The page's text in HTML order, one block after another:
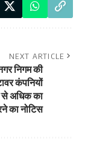
NEXT ARTICLE
निगम की
कंपनियों
अधिक का
का नोटिस